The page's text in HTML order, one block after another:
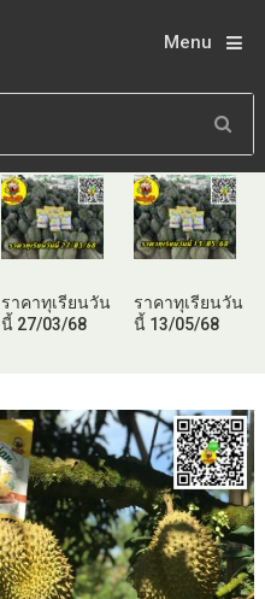
Menu
ราคาทุเรียนวัน
นี้ 27/03/68
ราคาทุเรียนวัน
นี้ 13/05/68